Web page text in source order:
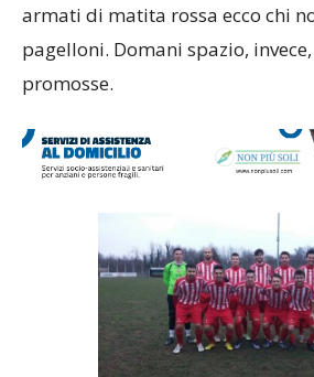
armati di matita rossa ecco chi
pagelloni. Domani spazio,
promosse.